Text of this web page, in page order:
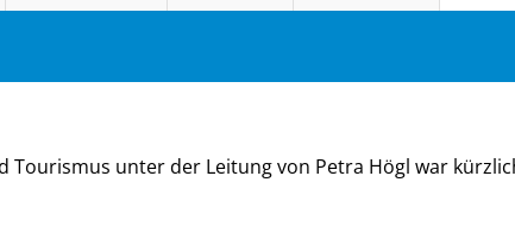
Tourismus unter der Leitung von Petra Högl war